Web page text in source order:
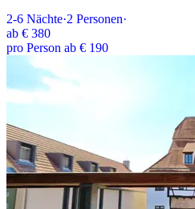
2-6 Nächte·2 Personen·
ab € 380
pro Person ab € 190